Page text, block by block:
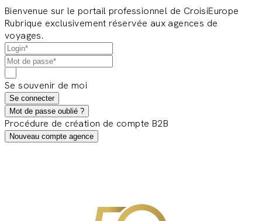
Bienvenue sur le portail professionnel de CroisiEurope
Rubrique exclusivement réservée aux agences de
voyages.
Se souvenir de moi
Se connecter
Mot de passe oublié ?
Procédure de création de compte B2B
Nouveau compte agence